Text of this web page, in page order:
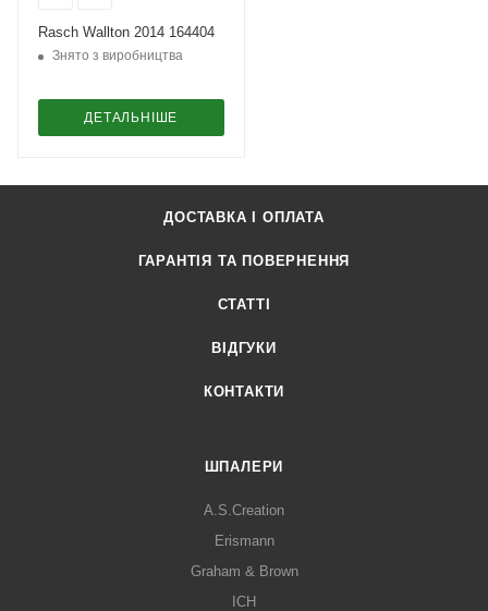
Rasch Wallton 2014 164404
Знято з виробництва
ДЕТАЛЬНІШЕ
ДОСТАВКА І ОПЛАТА
ГАРАНТІЯ ТА ПОВЕРНЕННЯ
СТАТТІ
ВІДГУКИ
КОНТАКТИ
ШПАЛЕРИ
A.S.Creation
Erismann
Graham & Brown
ICH